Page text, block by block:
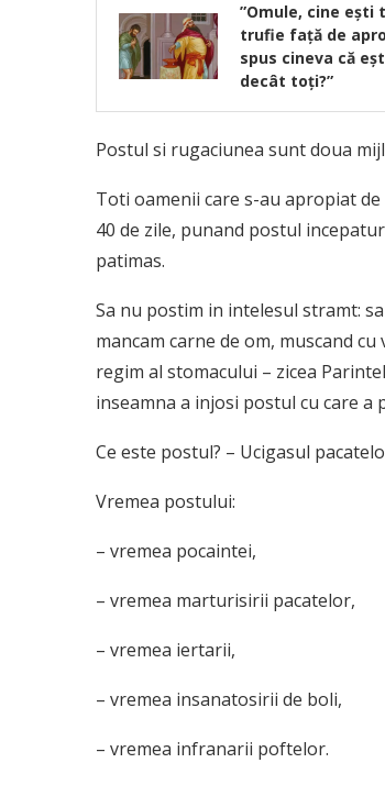
”Omule, cine eşti
trufie faţă de
spus cineva că
decât toţi?”
Postul si rugaciunea sunt doua
Toti oamenii care s-au apropiat
40 de zile, punand postul
patimas.
Sa nu postim in intelesul stramt:
mancam carne de om, muscand
regim al stomacului – zicea
inseamna a injosi postul cu care
Ce este postul? – Ucigasul
Vremea postului:
– vremea pocaintei,
– vremea marturisirii pacatelor,
– vremea iertarii,
– vremea insanatosirii de boli,
– vremea infranarii poftelor.